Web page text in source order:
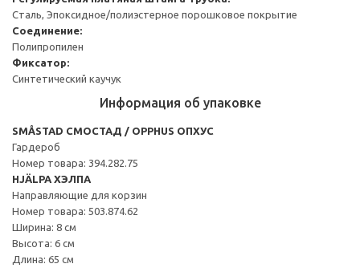
Сталь, Эпоксидное/полиэстерное порошковое покрытие
Соединение:
Полипропилен
Фиксатор:
Синтетический каучук
Информация об упаковке
SMÅSTAD СМОСТАД / OPPHUS ОПХУС
Гардероб
Номер товара: 394.282.75
HJÄLPA ХЭЛПА
Направляющие для корзин
Номер товара: 503.874.62
Ширина: 8 см
Высота: 6 см
Длина: 65 см